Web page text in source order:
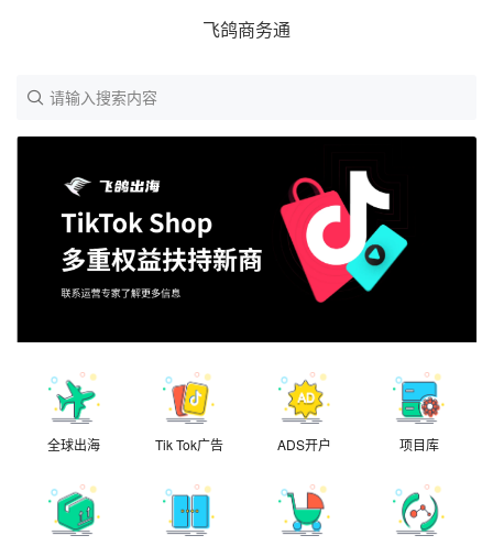
飞鸽商务通
请输入搜索内容
全球出海 Tik Tok广告 ADS开户 项目库